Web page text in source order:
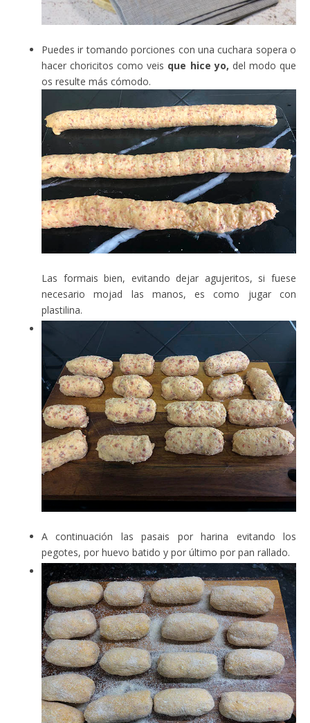
Puedes ir tomando porciones con una cuchara sopera o
hacer choricitos como veis que hice yo, del modo que
os resulte más cómodo.
Las formais bien, evitando dejar agujeritos, si fuese
necesario mojad las manos, es como jugar con
plastilina.
A continuación las pasais por harina evitando los
pegotes, por huevo batido y por último por pan rallado.